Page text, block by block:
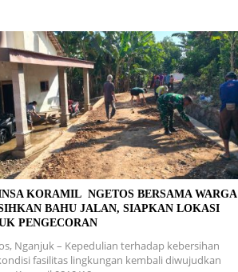
KORAMIL NGETOS BERSAMA WARGA
BAHU JALAN, SIAPKAN LOKASI
PENGECORAN
Nganjuk – Kepedulian terhadap kebersihan
fasilitas lingkungan kembali diwujudkan